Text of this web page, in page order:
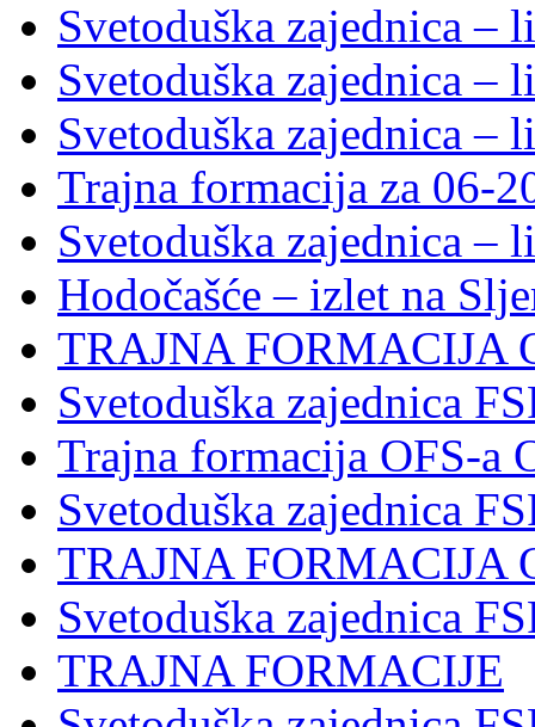
Svetoduška zajednica –
Svetoduška zajednica –
Svetoduška zajednica –
Trajna formacija za 06-
Svetoduška zajednica –
Hodočašće – izlet na
TRAJNA FORMACIJA
Svetoduška zajednica
Trajna formacija OFS-a
Svetoduška zajednica
TRAJNA FORMACIJA
Svetoduška zajednica
TRAJNA FORMACIJE